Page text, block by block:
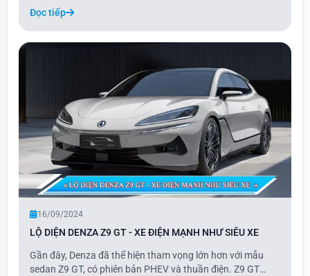
Wuling Hongguang Mini EV thế hệ mới. Theo đó, xe có kích
thước dài 3.256 mm, rộng 1.510 mm và cao 1.578 mm, với
trục cơ sở 2.190 mm, lớn hơn so với
Đọc tiếp
16/09/2024
LỘ DIỆN DENZA Z9 GT - XE ĐIỆN MẠNH NHƯ SIÊU XE
Gần đây, Denza đã thể hiện tham vọng lớn hơn với mẫu
sedan Z9 GT, có phiên bản PHEV và thuần điện. Z9 GT